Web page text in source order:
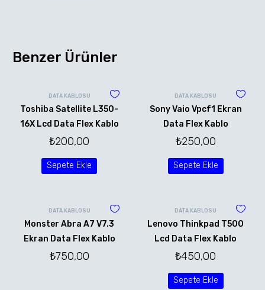
Benzer Ürünler
DATA KABLOSU
Toshiba Satellite L350-
16X Lcd Data Flex Kablo
₺200,00
Sepete Ekle
DATA KABLOSU
Sony Vaio Vpcf1 Ekran
Data Flex Kablo
₺250,00
Sepete Ekle
DATA KABLOSU
Monster Abra A7 V7.3
Ekran Data Flex Kablo
₺750,00
DATA KABLOSU
Lenovo Thinkpad T500
Lcd Data Flex Kablo
₺450,00
Sepete Ekle